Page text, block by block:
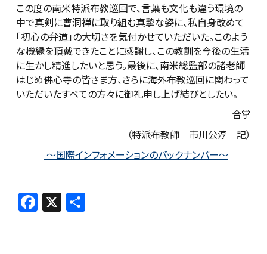
この度の南米特派布教巡回で、言葉も文化も違う環境の
中で真剣に曹洞禅に取り組む真摯な姿に、私自身改めて
「初心の弁道」の大切さを気付かせていただいた。このよう
な機縁を頂戴できたことに感謝し、この教訓を今後の生活
に生かし精進したいと思う。最後に、南米総監部の諸老師
はじめ佛心寺の皆さま方、さらに海外布教巡回に関わって
いただいたすべての方々に御礼申し上げ結びとしたい。
合掌
（特派布教師 市川公淳 記）
～国際インフォメーションのバックナンバー～
F
a
X 共